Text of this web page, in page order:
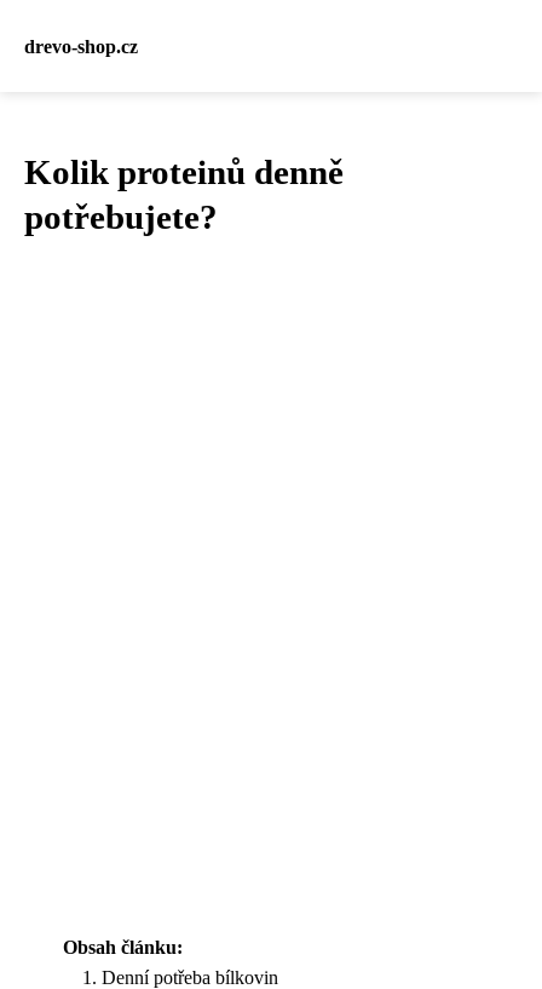
drevo-shop.cz
Kolik proteinů denně
potřebujete?
Obsah článku:
Denní potřeba bílkovin